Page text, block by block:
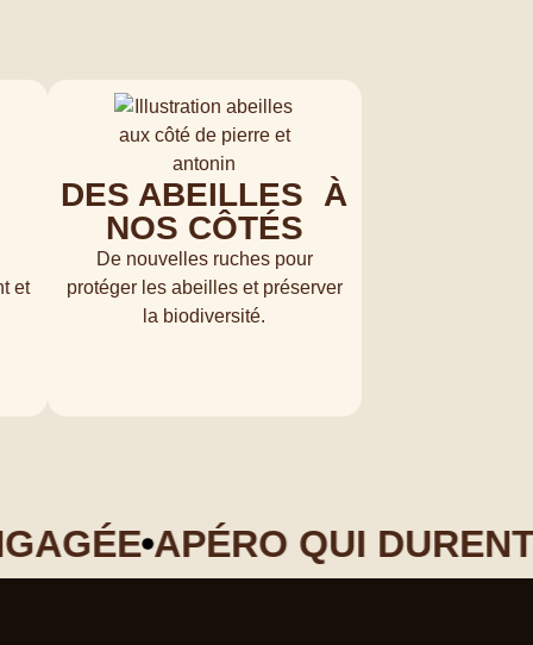
et
DES ABEILLES À
NOS CÔTÉS
De nouvelles ruches pour
protéger les abeilles et préserver
la biodiversité.
APÉRO QUI DURENT